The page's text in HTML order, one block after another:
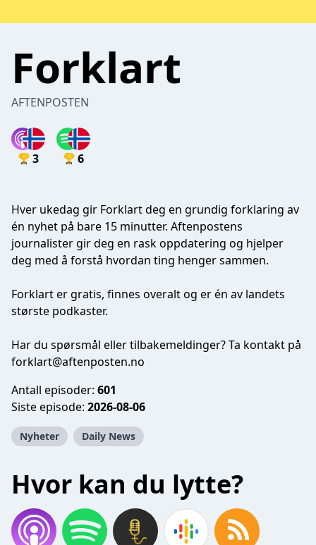
Forklart
AFTENPOSTEN
3 6
Hver ukedag gir Forklart deg en grundig forklaring av
én nyhet på bare 15 minutter. Aftenpostens
journalister gir deg en rask oppdatering og hjelper
deg med å forstå hvordan ting henger sammen.
Forklart er gratis, finnes overalt og er én av landets
største podkaster.
Har du spørsmål eller tilbakemeldinger? Ta kontakt på
forklart@aftenposten.no
Antall episoder: 601
Siste episode: 2026-08-06
Nyheter Daily News
Hvor kan du lytte?